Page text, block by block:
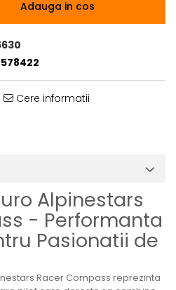
Adauga in cos
Cere informatii
Alpinestars
- Performanta
Pasionatii de
Racer Compass reprezinta